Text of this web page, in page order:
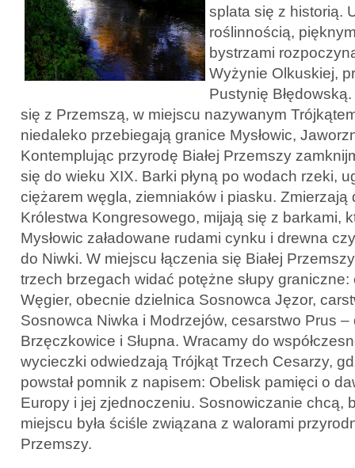
splata się z historią.
roślinnością,
bystrzami
Wyżynie Olkuskiej,
Pustynię
się z Przemszą, w miejscu nazywanym
niedaleko przebiegają granice Mysłowic,
Kontemplując przyrodę Białej Przemszy
się do wieku XIX. Barki płyną po wodach rzeki,
ciężarem węgla, ziemniaków i piasku. Zmierzają
Królestwa Kongresowego, mijają się z barkami,
Mysłowic załadowane rudami cynku i drewna
do Niwki. W miejscu łączenia się Białej
trzech brzegach widać potężne słupy
Węgier, obecnie dzielnica Sosnowca Jęzor,
Sosnowca Niwka i Modrzejów, cesarstwo Prus –
Brzęczkowice i Słupna. Wracamy do
wycieczki odwiedzają Trójkąt Trzech Cesarzy,
powstał pomnik z napisem: Obelisk pamięci o
Europy i jej zjednoczeniu. Sosnowiczanie chcą,
miejscu była ściśle związana z walorami
Przemszy.